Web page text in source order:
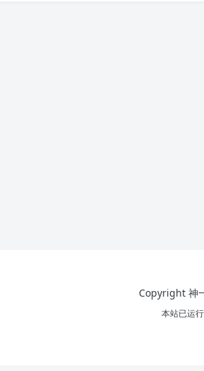
Copyright 神
本站已运